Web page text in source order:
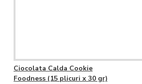
Ciocolata Calda Cookie
Foodness (15 plicuri x 30 gr)